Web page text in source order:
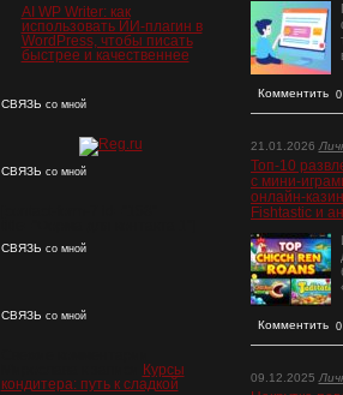
AI WP Writer: как
использовать ИИ-плагин в
WordPress, чтобы писать
быстрее и качественнее
СВЯЗЬ со мной
СВЯЗЬ со мной
СВЯЗЬ со мной
СВЯЗЬ со мной
Курсы
кондитера: путь к сладкой
Комментить 0
21.01.2026
Топ‑10
с
Fishtastic и
Комментить 0
09.12.2025